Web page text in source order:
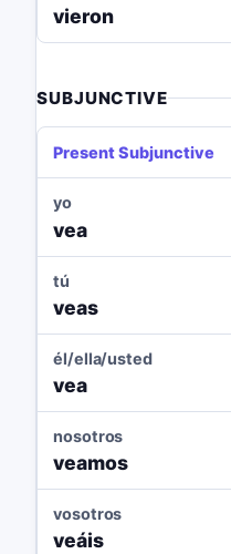
vieron
SUBJUNCTIVE
Present Subjunctive
yo
vea
tú
veas
él/ella/usted
vea
nosotros
veamos
vosotros
veáis